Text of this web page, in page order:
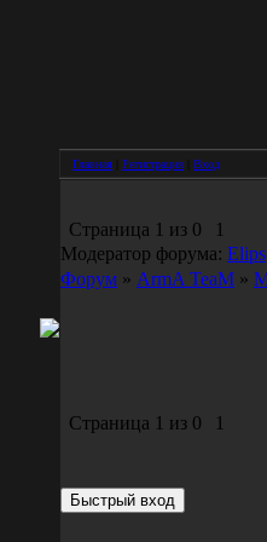
Главная Регистрация Вход
Страница 1 из 0
1
Модератор форума: Elips
Форум » ArmA TeaM »
Страница 1 из 0 1